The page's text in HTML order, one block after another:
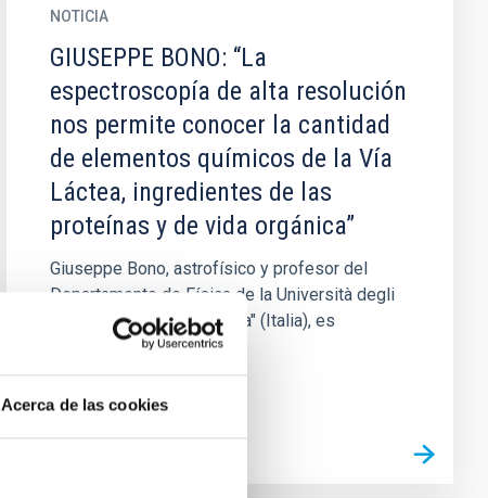
Acerca de las cookies
NOTICIA
GIUSEPPE BONO: “La
espectroscopía de alta resolución
nos permite conocer la cantidad
de elementos químicos de la Vía
Láctea, ingredientes de las
proteínas y de vida orgánica”
Giuseppe Bono, astrofísico y profesor del
Departamento de Física de la Università degli
Studi di Roma "Tor Vergata" (Italia), es
colaborador habitual del...